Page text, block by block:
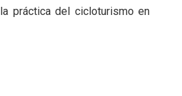
práctica del cicloturismo en